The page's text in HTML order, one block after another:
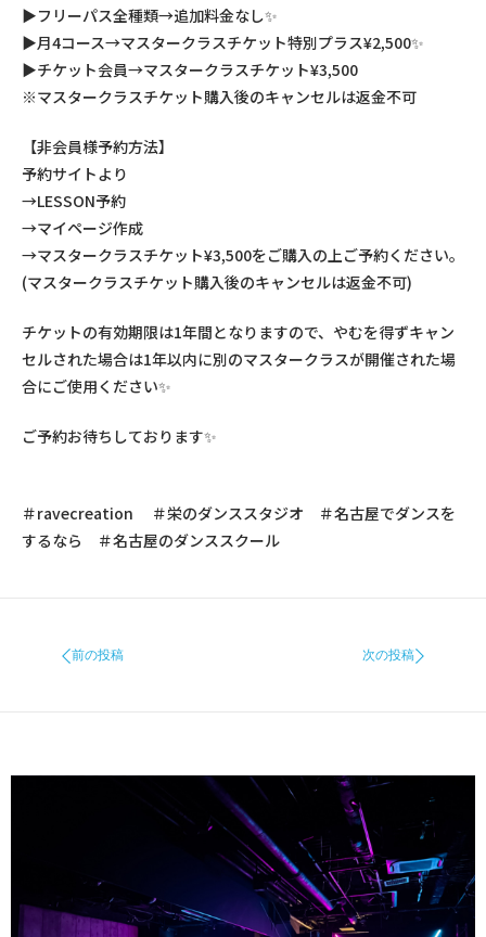
▶︎フリーパス全種類→追加料金なし✨
▶︎月4コース→マスタークラスチケット特別プラス¥2,500✨
▶︎チケット会員→マスタークラスチケット¥3,500
※マスタークラスチケット購入後のキャンセルは返金不可
【非会員様予約方法】
予約サイトより
→LESSON予約
→マイページ作成
→マスタークラスチケット¥3,500をご購入の上ご予約ください。
(マスタークラスチケット購入後のキャンセルは返金不可)
チケットの有効期限は1年間となりますので、やむを得ずキャン
セルされた場合は1年以内に別のマスタークラスが開催された場
合にご使用ください✨
ご予約お待ちしております✨
＃ravecreation
＃栄のダンススタジオ ＃名古屋でダンスを
するなら ＃名古屋のダンススクール
前の投稿 次の投稿